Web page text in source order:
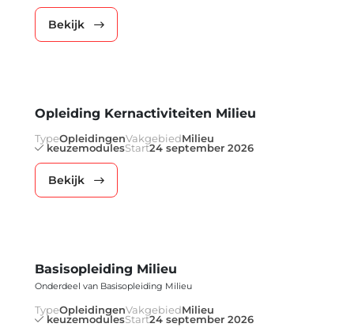
Bekijk
Opleiding Kernactiviteiten Milieu
TypeOpleidingenVakgebiedMilieu
keuzemodulesStart24 september 2026
Bekijk
Basisopleiding Milieu
Onderdeel van Basisopleiding Milieu
TypeOpleidingenVakgebiedMilieu
keuzemodulesStart24 september 2026